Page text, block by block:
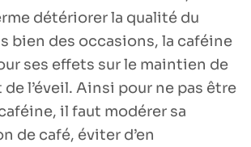
détériorer la qualité du
bien des occasions, la caféine
ses effets sur le maintien de
l’éveil. Ainsi pour ne pas être
il faut modérer sa
de café, éviter d’en